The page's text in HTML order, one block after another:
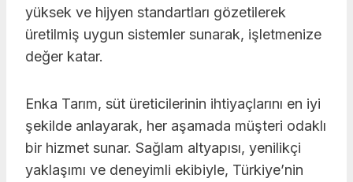
yüksek ve hijyen standartları gözetilerek
üretilmiş uygun sistemler sunarak, işletmenize
değer katar.
Enka Tarım, süt üreticilerinin ihtiyaçlarını en iyi
şekilde anlayarak, her aşamada müşteri odaklı
bir hizmet sunar. Sağlam altyapısı, yenilikçi
yaklaşımı ve deneyimli ekibiyle, Türkiye’nin